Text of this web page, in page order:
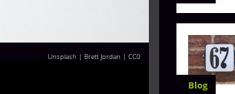
Unsplash | Brett Jordan | CC0
Blog